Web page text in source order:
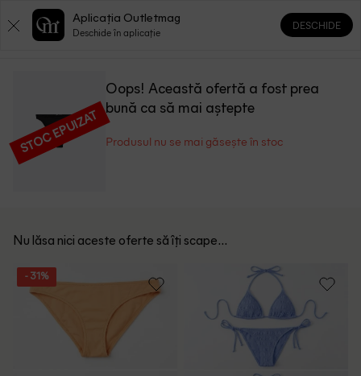
0 0
STOC EPUIZAT
Oops! Această ofertă a fost prea
bună ca să mai aștepte
Produsul nu se mai găsește în stoc
Nu lăsa nici aceste oferte să îți scape...
- 31%
Aplicația Outletmag
Deschide în aplicație
DESCHIDE